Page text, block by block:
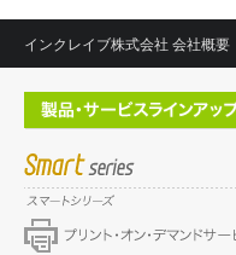
インクレイブ株式会社 会社概要